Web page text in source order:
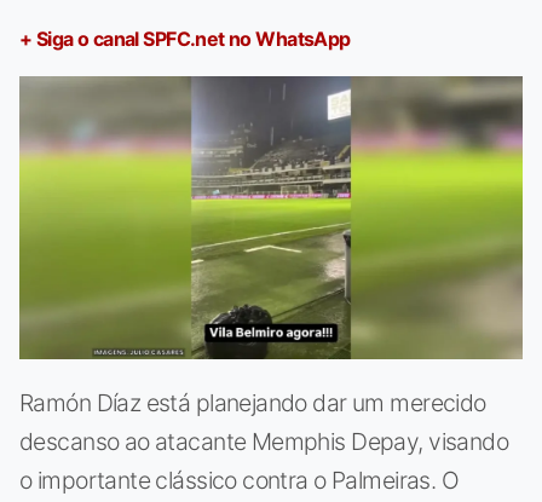
+ Siga o canal SPFC.net no WhatsApp
Ramón Díaz está planejando dar um merecido
descanso ao atacante Memphis Depay, visando
o importante clássico contra o Palmeiras. O